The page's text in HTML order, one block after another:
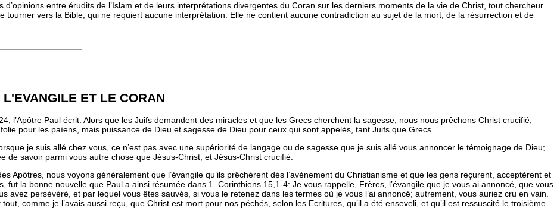
d’opinions entre érudits de l’Islam et de leurs interprétations divergentes du Coran sur les derniers moments de la vie de Christ, tout chercheur
tourner vers la Bible, qui ne requiert aucune interprétation. Elle ne contient aucune contradiction au sujet de la mort, de la résurrection et de
ET LE CORAN
l’Apôtre Paul écrit: Alors que les Juifs demandent des miracles et que les Grecs cherchent la sagesse, nous nous prêchons Christ crucifié,
pour les païens, mais puissance de Dieu et sagesse de Dieu pour ceux qui sont appelés, tant Juifs que Grecs.
je suis allé chez vous, ce n’est pas avec une supériorité de langage ou de sagesse que je suis allé vous annoncer le témoignage de Dieu;
de savoir parmi vous autre chose que Jésus-Christ, et Jésus-Christ crucifié.
Apôtres, nous voyons généralement que l’évangile qu’ils prêchèrent dès l’avènement du Christianisme et que les gens reçurent, acceptèrent et
fut la bonne nouvelle que Paul a ainsi résumée dans 1. Corinthiens 15,1-4: Je vous rappelle, Frères, l’évangile que je vous ai annoncé, que vous
avez persévéré, et par lequel vous êtes sauvés, si vous le retenez dans les termes où je vous l’ai annoncé; autrement, vous auriez cru en vain.
comme je l’avais aussi reçu, que Christ est mort pour nos péchés, selon les Ecritures, qu’il a été enseveli, et qu’il est ressuscité le troisième